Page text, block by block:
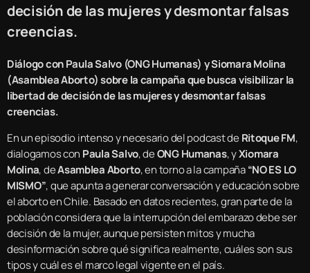
decisión de las mujeres y desmontar falsas
creencias.
Diálogo con Paula Salvo (ONG Humanas) y Siomara Molina
(Asamblea Aborto) sobre la campaña que busca visibilizar la
libertad de decisión de las mujeres y desmontar falsas
creencias.
En un episodio intenso y necesario del podcast de Ritoque FM,
dialogamos con Paula Salvo, deONG Humanas, yXiomara
Molina, deAsamblea Aborto, en torno a la campaña“NO ES LO
MISMO”, que apunta a generar conversación y educación sobre
el aborto en Chile. Basado en datos recientes, gran parte de la
población considera que la interrupción del embarazo debe ser
decisión de la mujer, aunque persisten mitos y mucha
desinformación sobre qué significa realmente, cuáles son sus
tipos y cuál es el marco legal vigente en el país.